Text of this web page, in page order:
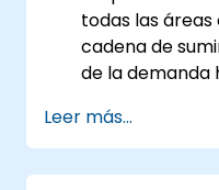
todas las
cadena de
de la demanda
Prepararse
Supply Chain
través de
Leer más...